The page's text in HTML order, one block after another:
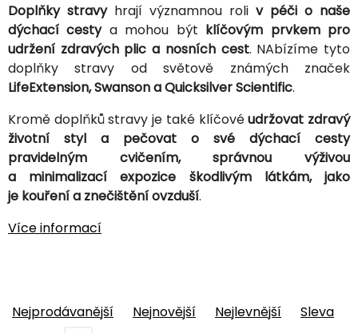
Doplňky stravyhrají významnou roli v péči o naše
dýchací cestya mohou být klíčovým prvkem pro
udržení zdravých plic a nosních cest. NAbízíme tyto
doplňky stravy od světově známých značek
LifeExtension, Swanson a Quicksilver Scientific.
Kromě doplňků stravy je také klíčovéudržovat zdravý
životní styl a pečovat o své dýchací cesty
pravidelným cvičením, správnou výživou
a minimalizací expozice škodlivým látkám, jako
je kouření a znečištění ovzduší.
Více informací
Nejprodávanější Nejnovější Nejlevnější
Sleva